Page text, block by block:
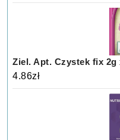
Ziel. Apt. Czystek fix 2g
4.86zł